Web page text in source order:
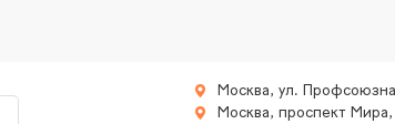
Москва, ул.
Москва, проспект